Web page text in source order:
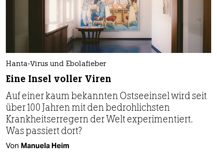
Hanta-Virus und Ebolafieber
Eine Insel voller Viren
Auf einer kaum bekannten Ostseeinsel wird seit
über 100 Jahren mit den bedrohlichsten
Krankheitserregern der Welt experimentiert.
Was passiert dort?
Von Manuela Heim